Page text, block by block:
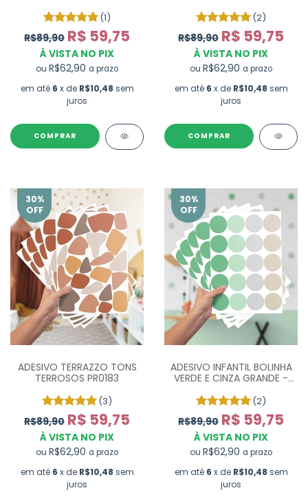
(1)
R$89,90 R$ 59,75
À VISTA NO PIX
ou R$62,90 a prazo
em até 6 x de R$10,48 sem
juros
COMPRAR
(2)
R$89,90 R$ 59,75
À VISTA NO PIX
ou R$62,90 a prazo
em até 6 x de R$10,48 sem
juros
COMPRAR
30%
OFF
ADESIVO TERRAZZO TONS
TERROSOS PR0183
(3)
R$89,90 R$ 59,75
À VISTA NO PIX
ou R$62,90 a prazo
em até 6 x de R$10,48 sem
juros
30%
OFF
ADESIVO INFANTIL BOLINHA
VERDE E CINZA GRANDE -
(2)
R$89,90 R$ 59,75
À VISTA NO PIX
ou R$62,90 a prazo
em até 6 x de R$10,48 sem
juros